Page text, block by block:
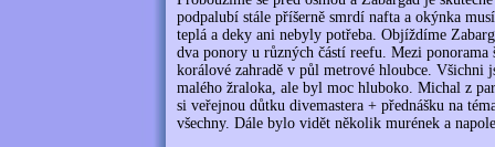
podpalubí stále příšerně smrdí nafta a okýnka
teplá a deky ani nebyly potřeba. Objíždíme
dva ponory u různých částí reefu. Mezi
korálové zahradě v půl metrové hloubce.
malého žraloka, ale byl moc hluboko. Michal z
si veřejnou důtku divemastera + přednášku na
všechny. Dále bylo vidět několik murének a